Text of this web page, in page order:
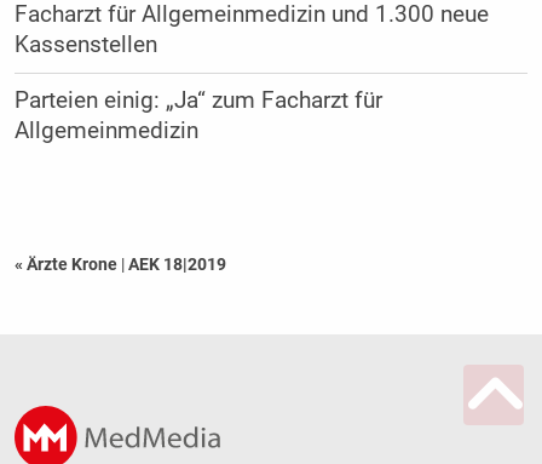
Facharzt für Allgemeinmedizin und 1.300 neue
Kassenstellen
Parteien einig: „Ja“ zum Facharzt für
Allgemeinmedizin
« Ärzte Krone |AEK 18|2019